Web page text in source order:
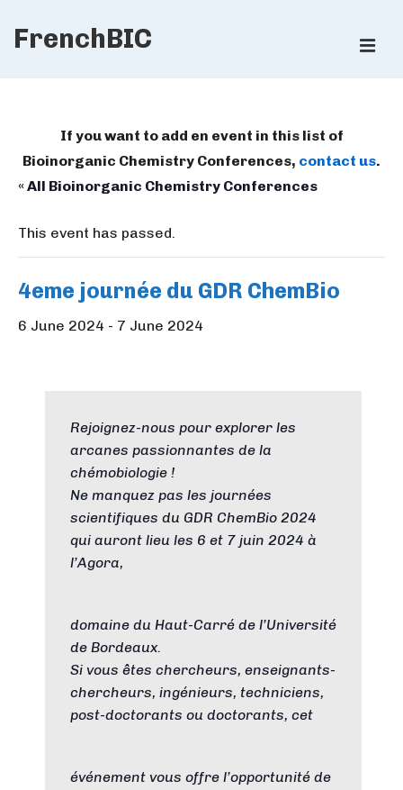
SkipFrenchBIC
If you want to add en event in this list of
Bioinorganic Chemistry Conferences, contact us.
« All Bioinorganic Chemistry Conferences
This event has passed.
4eme journée du GDR ChemBio
6 June 2024 - 7 June 2024
Rejoignez-nous pour explorer les
arcanes passionnantes de la
chémobiologie !
Ne manquez pas les journées
scientifiques du GDR ChemBio 2024
qui auront lieu les 6 et 7 juin 2024 à
l’Agora,
domaine du Haut-Carré de l’Université
de Bordeaux.
Si vous êtes chercheurs, enseignants-
chercheurs, ingénieurs, techniciens,
post-doctorants ou doctorants, cet
événement vous offre l’opportunité de